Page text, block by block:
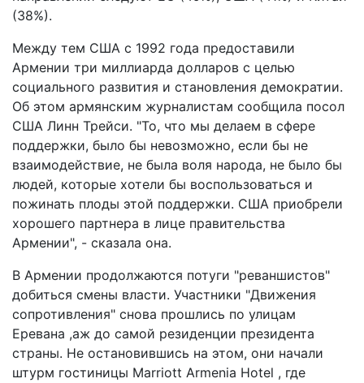
(38%).
Между тем США с 1992 года предоставили
Армении три миллиарда долларов с целью
социального развития и становления демократии.
Об этом армянским журналистам сообщила посол
США Линн Трейси. "То, что мы делаем в сфере
поддержки, было бы невозможно, если бы не
взаимодействие, не была воля народа, не было бы
людей, которые хотели бы воспользоваться и
пожинать плоды этой поддержки. США приобрели
хорошего партнера в лице правительства
Армении", - сказала она.
В Армении продолжаются потуги "реваншистов"
добиться смены власти. Участники "Движения
сопротивления" снова прошлись по улицам
Еревана ,аж до самой резиденции президента
страны. Не остановившись на этом, они начали
штурм гостиницы Marriott Armenia Hotel , где